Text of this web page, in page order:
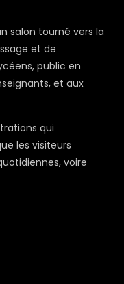
salon tourné vers la
et de
public en
et aux
qui
les visiteurs
voire